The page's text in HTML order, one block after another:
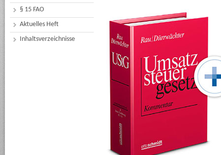
§ 15 FAO
Aktuelles Heft
Inhaltsverzeichnisse